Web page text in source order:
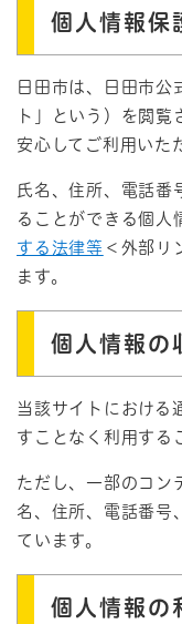
個人情報保
日田市は、日田市公
ト」という）を閲覧
安心してご利用いた
氏名、住所、電話番
ることができる個人
する法律等 ＜外部リ
ます。
個人情報の
当該サイトにおける
すことなく利用する
ただし、一部のコン
名、住所、電話番号
ています。
個人情報の